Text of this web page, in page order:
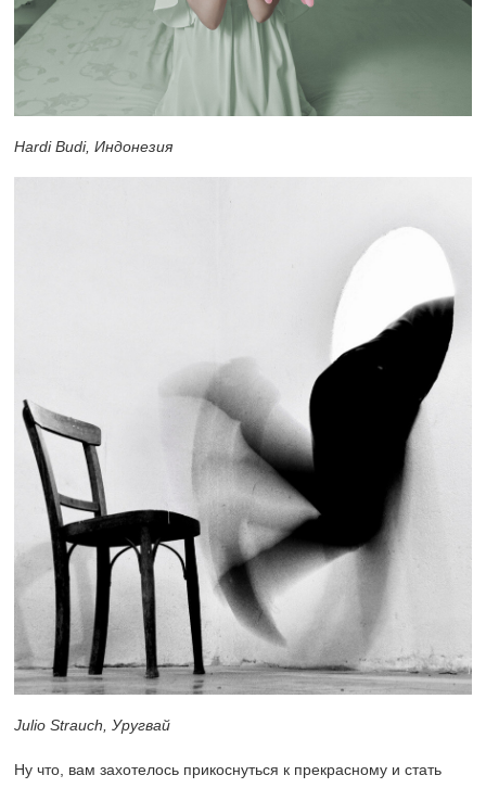
Hardi Budi, Индонезия
Julio Strauch, Уругвай
Ну что, вам захотелось прикоснуться к прекрасному и стать